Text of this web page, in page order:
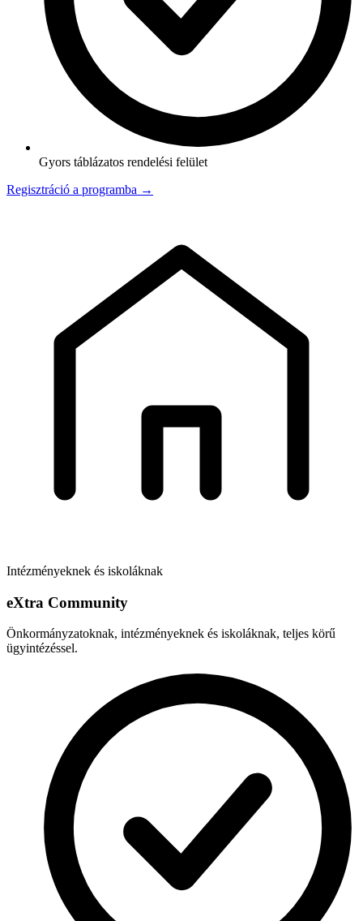
Gyors táblázatos rendelési felület
Regisztráció a programba →
Intézményeknek és iskoláknak
eXtra Community
Önkormányzatoknak, intézményeknek és iskoláknak, teljes körű
ügyintézéssel.